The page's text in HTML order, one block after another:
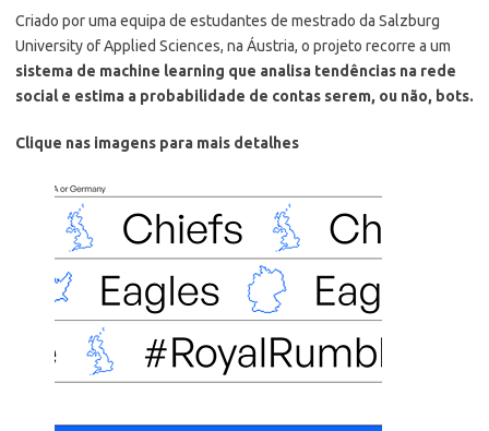
Criado por uma equipa de estudantes de mestrado da Salzburg
University of Applied Sciences, na Áustria, o projeto recorre a um
sistema de machine learning que analisa tendências na rede
social e estima a probabilidade de contas serem, ou não, bots.
Clique nas imagens para mais detalhes